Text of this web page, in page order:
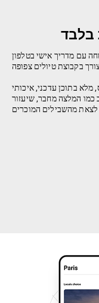
בלבד
עם מדריך אישי בטלפון
בקבוצת טיולים צפופה
מלא בתוכן עדכני, איכותי
כמו המלצה מחבר, שיעזור
מהשבילים המוכרים